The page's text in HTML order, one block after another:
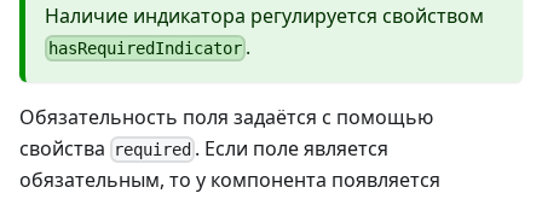
Наличие индикатора регулируется свойством
hasRequiredIndicator .
Обязательность поля задаётся с помощью
свойства
required . Если поле является
обязательным, то у компонента появляется